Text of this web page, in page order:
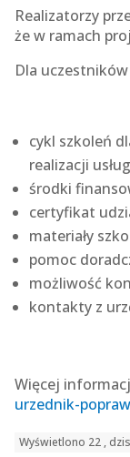
Realizatorzy
że w ramach
Dla
cykl szkoleń
realizacji
środki
certyfikat
materiały
pomoc
możliwość
kontakty z
Więcej
urzednik-
Wyświetlono 22 ,